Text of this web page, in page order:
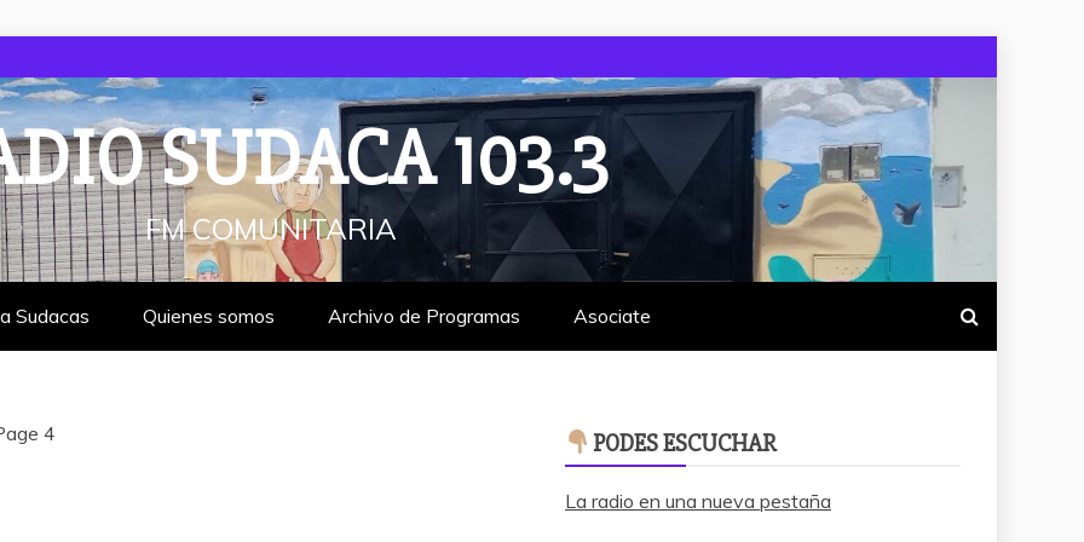
SUDACA 103.3
FM COMUNITARIA
Sudacas Quienes somos Archivo de Programas Asociate
4 PODES ESCUCHAR
La radio en una nueva pestaña